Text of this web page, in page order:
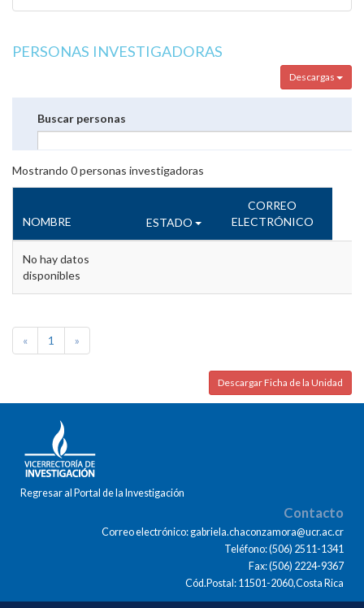
PERSONAS INVESTIGADORAS
Descargas
Buscar personas
Mostrando 0personas investigadoras
NOMBRE ESTADO
CORREO
ELECTRÓNICO
No hay datos
disponibles
« 1 »
Descargar Ficha de la Unidad
Regresar al Portal de la Investigación
Contacto
Correo electrónico: gabriela.chaconzamora@ucr.ac.cr
Teléfono: (506) 2511-1341
Fax: (506) 2224-9367
Cód.Postal: 11501-2060,Costa Rica